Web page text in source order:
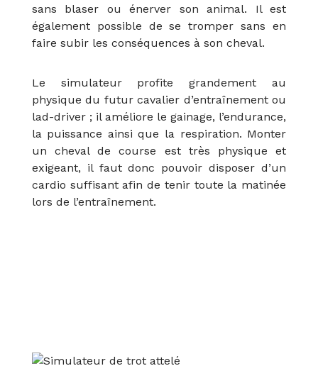
sans blaser ou énerver son animal. Il est
également possible de se tromper sans en
faire subir les conséquences à son cheval.
Le simulateur profite grandement au
physique du futur cavalier d’entraînement ou
lad-driver ; il améliore le gainage, l’endurance,
la puissance ainsi que la respiration. Monter
un cheval de course est très physique et
exigeant, il faut donc pouvoir disposer d’un
cardio suffisant afin de tenir toute la matinée
lors de l’entraînement.